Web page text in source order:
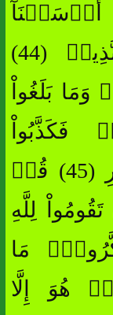
أَرۡسَلۡنَآ
إِلَيۡهِمۡ قَبۡلَكَ مِن نَّذِيرٖ (44)
بَلَغُواْ
رُسُلِيۖ فَكَيۡفَ كَانَ نَكِيرِ (45) قُلۡ
لِلَّهِ
مَا
هُوَ إِلَّا